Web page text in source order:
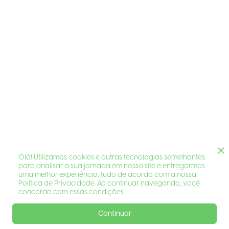
Olá! Utilizamos cookies e outras tecnologias semelhantes
para analisar a sua jornada em nosso site e entregarmos
uma melhor experiência, tudo de acordo com a nossa
Política de Privacidade. Ao continuar navegando, você
concorda com essas condições.
Continuar